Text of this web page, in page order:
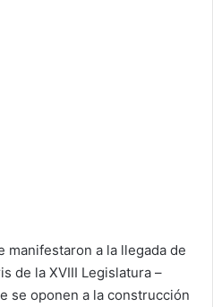
manifestaron a la llegada de
de la XVIII Legislatura –
se oponen a la construcción